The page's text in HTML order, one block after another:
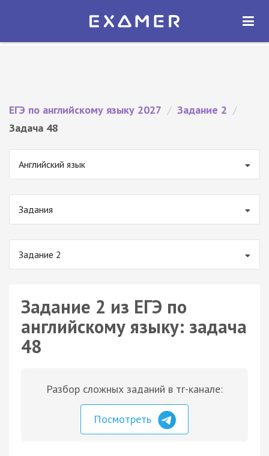
Экзамер — ЕГЭ 2027
ОТКРЫТЬ
ЕГЭ по английскому языку 2027 / Задание 2 /
Задача 48
Английский язык
Задания
Задание 2
Задание 2 из ЕГЭ по
английскому языку: задача
48
Разбор сложных заданий в тг-канале:
Посмотреть